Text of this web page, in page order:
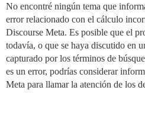
No encontré ningún tema que
error relacionado con el cálculo
Discourse Meta. Es posible que el
todavía, o que se haya discutido en
capturado por los términos de
es un error, podrías considerar
Meta para llamar la atención de los